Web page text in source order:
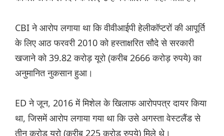
CBI ने आरोप लगाया था कि वीवीआईपी हेलीकॉप्टरों की आपूर्ति
के लिए आठ फरवरी 2010 को हस्ताक्षरित सौदे से सरकारी
खजाने को 39.82 करोड़ यूरो (करीब 2666 करोड़ रुपये) का
अनुमानित नुकसान हुआ।
ED ने जून, 2016 में मिशेल के खिलाफ आरोपपत्र दायर किया
था, जिसमें आरोप लगाया गया था कि उसे अगस्ता वेस्टलैंड से
तीन करोड़ यूरो (करीब 225 करोड़ रुपये) मिले थे।